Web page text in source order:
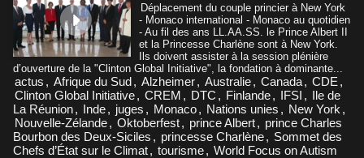
Déplacement du couple princier à New York
- Monaco international - Monaco au quotidien
- Au fil des ans LL.AA.SS. le Prince Albert II
et la Princesse Charlène sont à New York.
Ils doivent assister à la session plénière
d’ouverture de la "Clinton Global Initiative", la fondation à dominante...
actus , Afrique du Sud, Alzheimer, Australie, Canada, CDE ,
Clinton Global Initiative, CREM , DTC , Finlande, IFSI , Ile de
La Réunion, Inde, juges , Monaco, Nations unies , New York ,
Nouvelle-Zélande, Oktoberfest, prince Albert, prince Charles
Bourbon des Deux-Siciles , princesse Charlène, Sommet des
Chefs d’État sur le Climat, tourisme, World Focus on Autism